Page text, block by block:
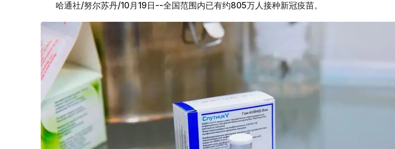
哈通社/努尔苏丹/10月19日--全国范围内已有约805万人接种新冠疫苗。